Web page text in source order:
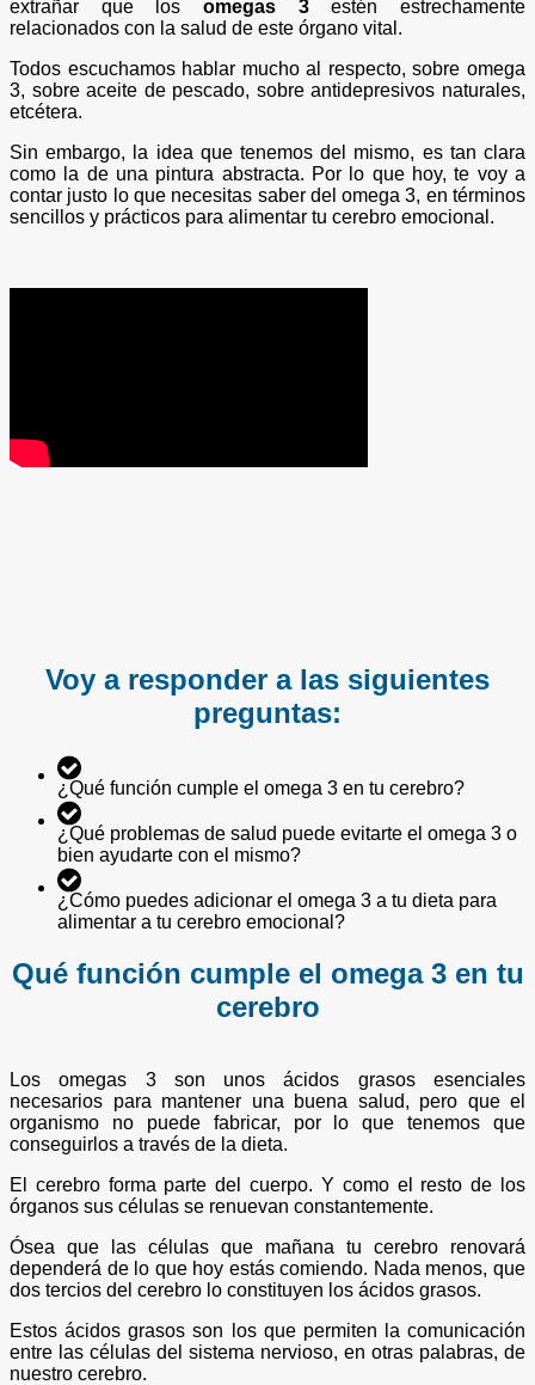
extrañar que los omegas 3estén estrechamente
relacionados con la salud de este órgano vital.
Todos escuchamos hablar mucho al respecto, sobre omega
3, sobre aceite de pescado, sobre antidepresivos naturales,
etcétera.
Sin embargo, la idea que tenemos del mismo, es tan clara
como la de una pintura abstracta. Por lo que hoy, te voy a
contar justo lo que necesitas saber del omega 3, en términos
sencillos y prácticos para alimentar tu cerebro emocional.
Voy a responder a las siguientes
preguntas:
¿Qué función cumple el omega 3 en tu cerebro?
¿Qué problemas de salud puede evitarte el omega 3 o
bien ayudarte con el mismo?
¿Cómo puedes adicionar el omega 3 a tu dieta para
alimentar a tu cerebro emocional?
Qué función cumple el omega 3 en tu
cerebro
Los omegas 3 son unos ácidos grasos esenciales
necesarios para mantener una buena salud, pero que el
organismo no puede fabricar, por lo que tenemos que
conseguirlos a través de la dieta.
El cerebro forma parte del cuerpo. Y como el resto de los
órganos sus células se renuevan constantemente.
Ósea que las células que mañana tu cerebro renovará
dependerá de lo que hoy estás comiendo. Nada menos, que
dos tercios del cerebro lo constituyen los ácidos grasos.
Estos ácidos grasos son los que permiten la comunicación
entre las células del sistema nervioso, en otras palabras, de
nuestro cerebro.